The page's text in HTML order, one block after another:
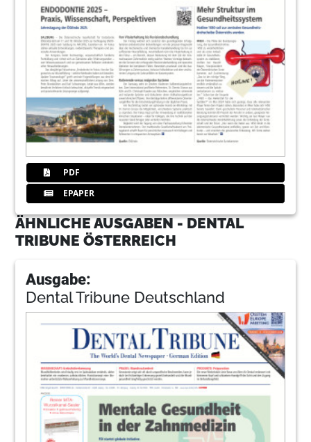
PDF
EPAPER
ÄHNLICHE AUSGABEN - DENTAL
TRIBUNE ÖSTERREICH
Ausgabe:
Dental Tribune Deutschland